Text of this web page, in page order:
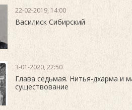
22-02-2019, 14:00
Василиск Сибирский
3-01-2020, 22:50
Глава седьмая. Нитья-дхарма и
существование